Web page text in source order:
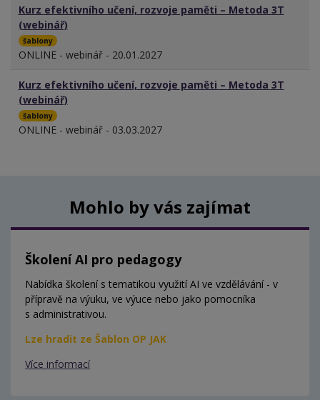
Kurz efektivního učení, rozvoje paměti – Metoda 3T
(webinář)
šablony
ONLINE - webinář - 20.01.2027
Kurz efektivního učení, rozvoje paměti – Metoda 3T
(webinář)
šablony
ONLINE - webinář - 03.03.2027
Mohlo by vás zajímat
Školení AI pro pedagogy
Nabídka školení s tematikou využití AI ve vzdělávání - v
přípravě na výuku, ve výuce nebo jako pomocníka
s administrativou.
Lze hradit ze Šablon OP JAK
Více informací